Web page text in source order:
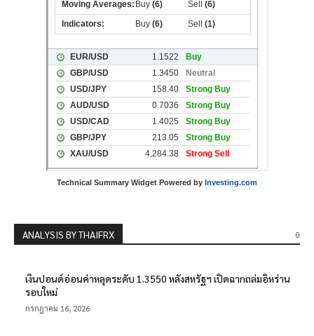
Technical Summary Widget Powered by Investing.com
0
ANALYSIS BY THAIFRX
เงินปอนด์อ่อนค่าหลุดระดับ 1.3550 หลังสหรัฐฯ เปิดฉากถล่มอิหร่าน
รอบใหม่
กรกฎาคม 16, 2026